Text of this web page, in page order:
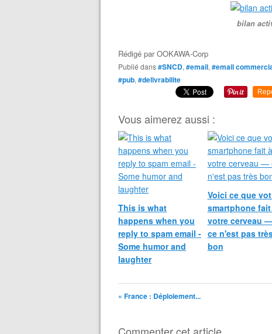
bilan
Rédigé parOOKAWA-Corp
Publié dans#SNCD, #email, #email
#pub, #delivrabilite
Vous aimerez aussi :
This is what
happens when you
reply to spam email -
Some humor and
laughter
Voici ce que
smartphone fait
votre cerveau
ce n'est pas
bon
« France : Déploiement...